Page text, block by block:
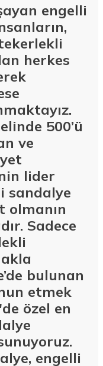
engelli
herkes
500’ü
ve
lider
sandalye
olmanın
Sadece
bulunan
etmek
özel en
engelli